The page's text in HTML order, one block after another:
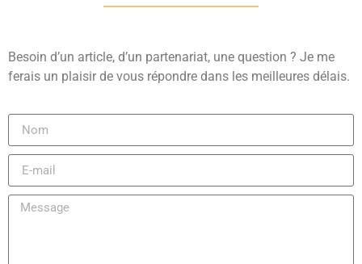
Besoin d’un article, d’un partenariat, une question ? Je me
ferais un plaisir de vous répondre dans les meilleures délais.